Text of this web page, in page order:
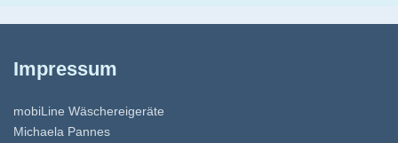
Impressum
mobiLine Wäschereigeräte
Michaela Pannes